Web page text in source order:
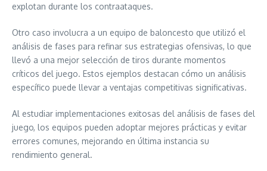
explotan durante los contraataques.
Otro caso involucra a un equipo de baloncesto que utilizó el
análisis de fases para refinar sus estrategias ofensivas, lo que
llevó a una mejor selección de tiros durante momentos
críticos del juego. Estos ejemplos destacan cómo un análisis
específico puede llevar a ventajas competitivas significativas.
Al estudiar implementaciones exitosas del análisis de fases del
juego, los equipos pueden adoptar mejores prácticas y evitar
errores comunes, mejorando en última instancia su
rendimiento general.